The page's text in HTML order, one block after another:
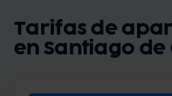
Tarifas de
en Santiago de